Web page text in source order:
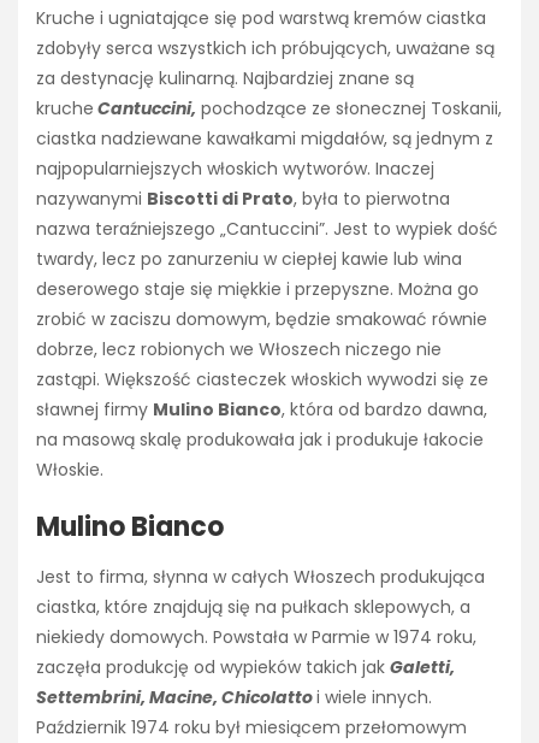
Kruche i ugniatające się pod warstwą kremów ciastka
zdobyły serca wszystkich ich próbujących, uważane są
za destynację kulinarną. Najbardziej znane są
kruche Cantuccini, pochodzące ze słonecznej Toskanii,
ciastka nadziewane kawałkami migdałów, są jednym z
najpopularniejszych włoskich wytworów. Inaczej
nazywanymi Biscotti di Prato, była to pierwotna
nazwa teraźniejszego „Cantuccini”. Jest to wypiek dość
twardy, lecz po zanurzeniu w ciepłej kawie lub wina
deserowego staje się miękkie i przepyszne. Można go
zrobić w zaciszu domowym, będzie smakować równie
dobrze, lecz robionych we Włoszech niczego nie
zastąpi. Większość ciasteczek włoskich wywodzi się ze
sławnej firmy Mulino Bianco, która od bardzo dawna,
na masową skalę produkowała jak i produkuje łakocie
Włoskie.
Mulino Bianco
Jest to firma, słynna w całych Włoszech produkująca
ciastka, które znajdują się na pułkach sklepowych, a
niekiedy domowych. Powstała w Parmie w 1974 roku,
zaczęła produkcję od wypieków takich jak Galetti,
Settembrini, Macine, Chicolattoi wiele innych.
Październik 1974 roku był miesiącem przełomowym